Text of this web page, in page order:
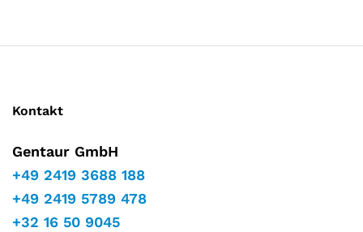
Kontakt
Gentaur GmbH
+49 2419 3688 188
+49 2419 5789 478
+32 16 50 9045